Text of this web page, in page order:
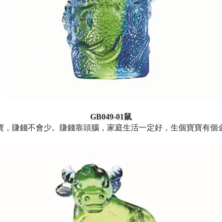
GB049-01鼠
，賺錢不會少。賺錢靠頭腦，家庭生活一定好，生個寶寶有個